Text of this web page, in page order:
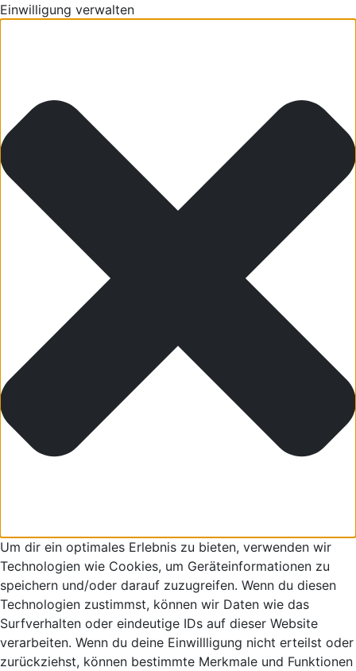
Einwilligung verwalten
Um dir ein optimales Erlebnis zu bieten, verwenden wir
Technologien wie Cookies, um Geräteinformationen zu
speichern und/oder darauf zuzugreifen. Wenn du diesen
Technologien zustimmst, können wir Daten wie das
Surfverhalten oder eindeutige IDs auf dieser Website
verarbeiten. Wenn du deine Einwillligung nicht erteilst oder
zurückziehst, können bestimmte Merkmale und Funktionen